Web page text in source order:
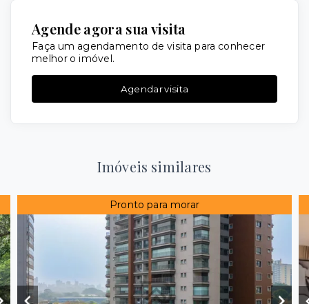
Agende agora sua visita
Faça um agendamento de visita para conhecer
melhor o imóvel.
Agendar visita
Imóveis similares
Pronto para morar